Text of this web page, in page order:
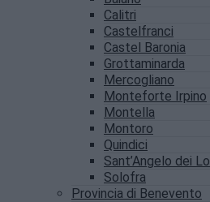
Calitri
Castelfranci
Castel Baronia
Grottaminarda
Mercogliano
Monteforte Irpino
Montella
Montoro
Quindici
Sant’Angelo dei
Solofra
Provincia di Benevento